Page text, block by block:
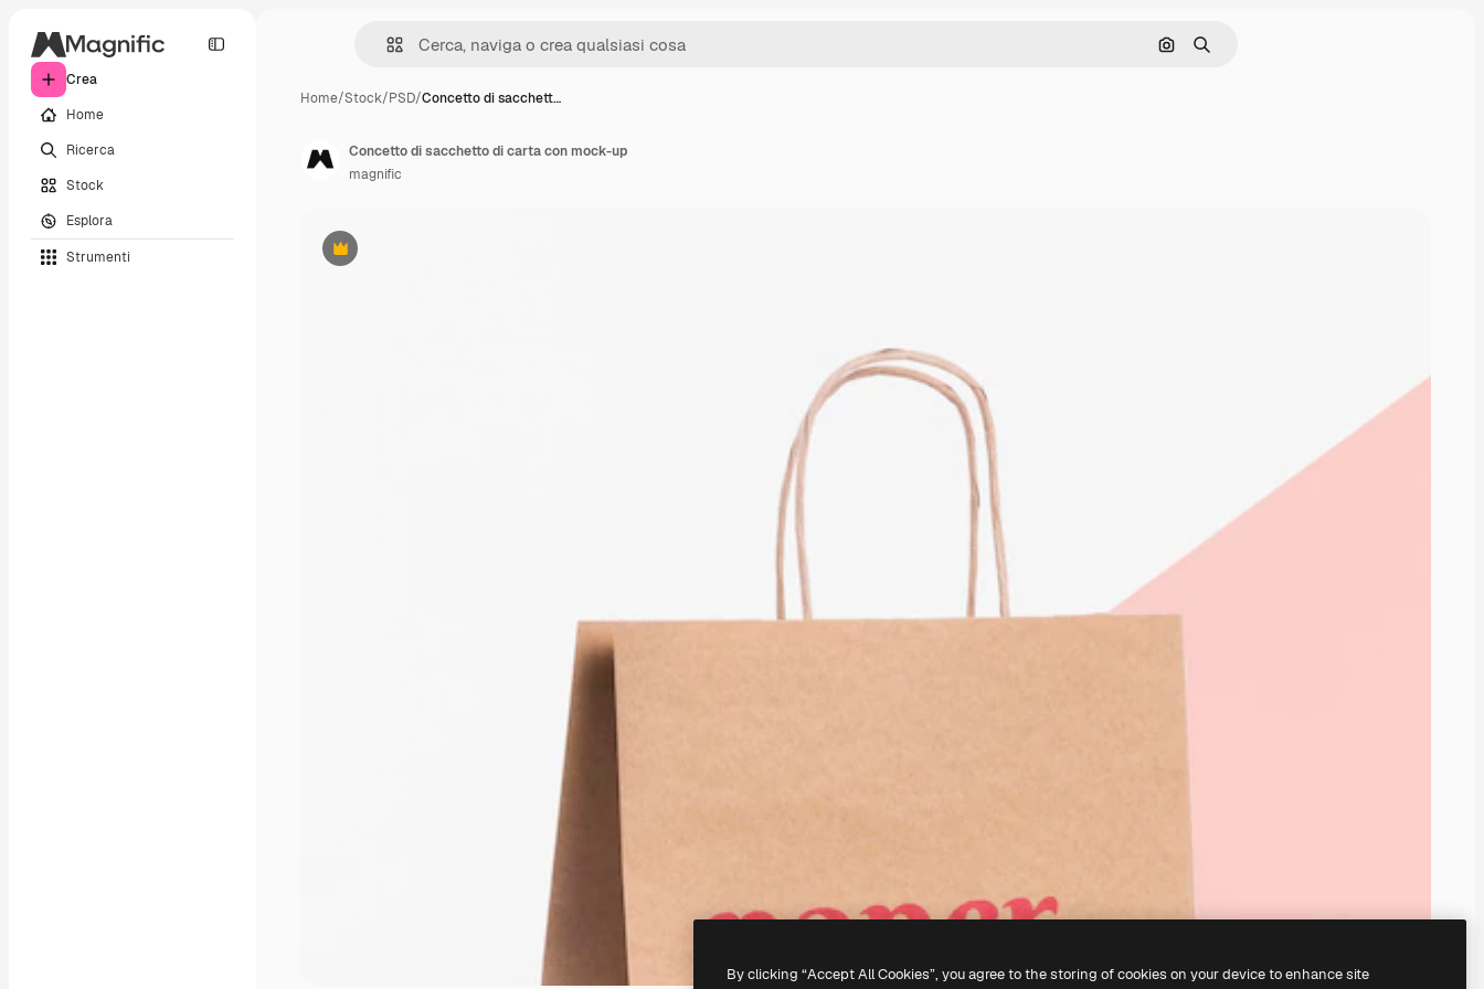
Crea
Home
Ricerca
Stock
Esplora
Strumenti
Cerca per immagine
Ricerca
Home/Stock/PSD/Concetto di sacchett…
Premium
Concetto di sacchetto di carta con mock-up
magnific
By clicking “Accept All Cookies”, you agree to the storing of cookies on your device to enhance site